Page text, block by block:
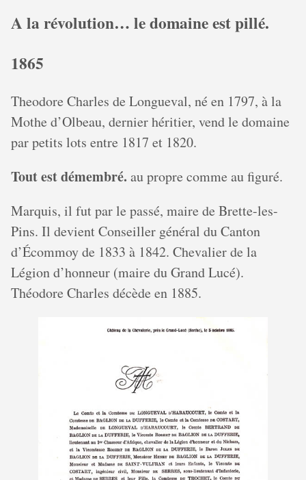
A la révolution… le domaine est pillé.
1865
Theodore Charles de Longueval, né en 1797, à la
Mothe d’Olbeau, dernier héritier, vend le domaine
par petits lots entre 1817 et 1820.
Tout est démembré. au propre comme au figuré.
Marquis, il fut par le passé, maire de Brette-les-
Pins. Il devient Conseiller général du Canton
d’Écommoy de 1833 à 1842. Chevalier de la
Légion d’honneur (maire du Grand Lucé).
Théodore Charles décède en 1885.